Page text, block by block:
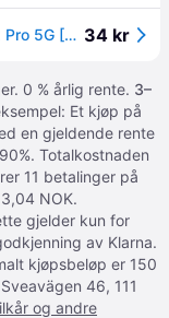
UAG [U] Protective Case for iPhone 12/12 Pro 5G [6.1-inch] - Anchor Dusty Rose - baksidedeksel for mobiltelefon (11235M314848) 34 kr
0 % årlig rente. 3–
Et kjøp på
en gjeldende rente
Totalkostnaden
11 betalinger på
NOK.
gjelder kun for
av Klarna.
kjøpsbeløp er 150
46, 111
og andre